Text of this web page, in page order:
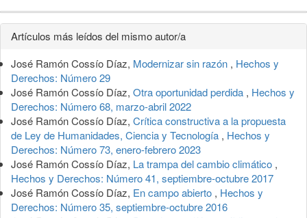
Detalles
del
artículo
Artículos más leídos del mismo autor/a
José Ramón Cossío Díaz, Modernizar sin razón , Hechos y
Derechos: Número 29
José Ramón Cossío Díaz, Otra oportunidad perdida , Hechos y
Derechos: Número 68, marzo-abril 2022
José Ramón Cossío Díaz, Crítica constructiva a la propuesta
de Ley de Humanidades, Ciencia y Tecnología , Hechos y
Derechos: Número 73, enero-febrero 2023
José Ramón Cossío Díaz, La trampa del cambio climático ,
Hechos y Derechos: Número 41, septiembre-octubre 2017
José Ramón Cossío Díaz, En campo abierto , Hechos y
Derechos: Número 35, septiembre-octubre 2016